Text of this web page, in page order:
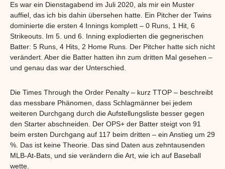
Es war ein Dienstagabend im Juli 2020, als mir ein Muster
auffiel, das ich bis dahin übersehen hatte. Ein Pitcher der Twins
dominierte die ersten 4 Innings komplett – 0 Runs, 1 Hit, 6
Strikeouts. Im 5. und 6. Inning explodierten die gegnerischen
Batter: 5 Runs, 4 Hits, 2 Home Runs. Der Pitcher hatte sich nicht
verändert. Aber die Batter hatten ihn zum dritten Mal gesehen –
und genau das war der Unterschied.
Die Times Through the Order Penalty – kurz TTOP – beschreibt
das messbare Phänomen, dass Schlagmänner bei jedem
weiteren Durchgang durch die Aufstellungsliste besser gegen
den Starter abschneiden. Der OPS+ der Batter steigt von 91
beim ersten Durchgang auf 117 beim dritten – ein Anstieg um 29
%. Das ist keine Theorie. Das sind Daten aus zehntausenden
MLB-At-Bats, und sie verändern die Art, wie ich auf Baseball
wette.